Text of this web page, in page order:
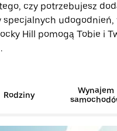
czy potrzebujesz
specjalnych udogodnień,
Hill pomogą Tobie i
Rodziny
Wynajem